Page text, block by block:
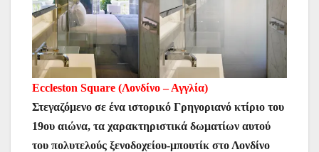
Eccleston Square (Λονδίνο – Αγγλία)
Στεγαζόμενο σε ένα ιστορικό Γρηγοριανό κτίριο του
19ου αιώνα, τα χαρακτηριστικά δωματίων αυτού
του πολυτελούς ξενοδοχείου-μπουτίκ στο Λονδίνο